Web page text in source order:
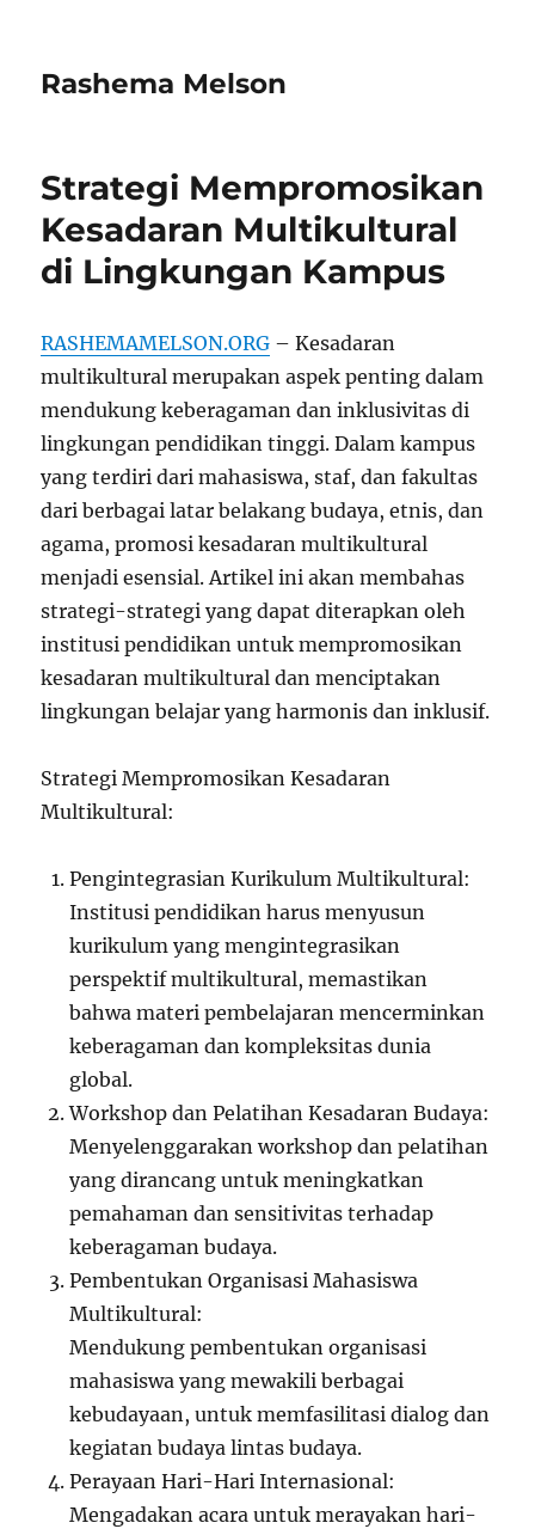
Rashema Melson
Strategi Mempromosikan
Kesadaran Multikultural
di Lingkungan Kampus
RASHEMAMELSON.ORG – Kesadaran
multikultural merupakan aspek penting dalam
mendukung keberagaman dan inklusivitas di
lingkungan pendidikan tinggi. Dalam kampus
yang terdiri dari mahasiswa, staf, dan fakultas
dari berbagai latar belakang budaya, etnis, dan
agama, promosi kesadaran multikultural
menjadi esensial. Artikel ini akan membahas
strategi-strategi yang dapat diterapkan oleh
institusi pendidikan untuk mempromosikan
kesadaran multikultural dan menciptakan
lingkungan belajar yang harmonis dan inklusif.
Strategi Mempromosikan Kesadaran
Multikultural:
Pengintegrasian Kurikulum Multikultural:
Institusi pendidikan harus menyusun
kurikulum yang mengintegrasikan
perspektif multikultural, memastikan
bahwa materi pembelajaran mencerminkan
keberagaman dan kompleksitas dunia
global.
Workshop dan Pelatihan Kesadaran Budaya:
Menyelenggarakan workshop dan pelatihan
yang dirancang untuk meningkatkan
pemahaman dan sensitivitas terhadap
keberagaman budaya.
Pembentukan Organisasi Mahasiswa
Multikultural:
Mendukung pembentukan organisasi
mahasiswa yang mewakili berbagai
kebudayaan, untuk memfasilitasi dialog dan
kegiatan budaya lintas budaya.
Perayaan Hari-Hari Internasional:
Mengadakan acara untuk merayakan hari-